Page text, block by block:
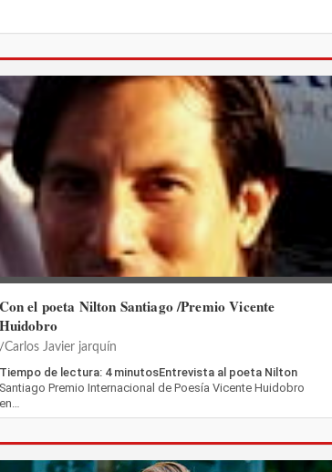
Con el poeta Nilton Santiago /Premio Vicente
Huidobro
Carlos Javier jarquín
Tiempo de lectura: 4 minutosEntrevista al poeta Nilton
Santiago Premio Internacional de Poesía Vicente Huidobro
en…